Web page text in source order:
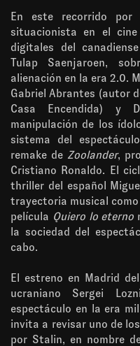
En este recorrido por
situacionista en el
digitales del
Tulap Saenjaroen,
alienación en la era 2.0.
Gabriel Abrantes (autor
Casa Encendida) y
manipulación de los
sistema del
remake de Zoolander,
Cristiano Ronaldo. El
thriller del español
trayectoria musical
película Quiero lo eterno
la sociedad del
cabo.
El estreno en Madrid
ucraniano Sergei
espectáculo en la era
invita a revisar uno de
por Stalin, en nombre